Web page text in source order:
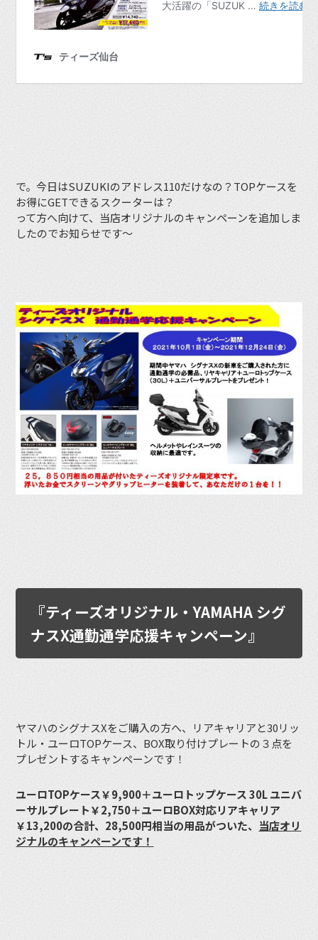
で。今日はSUZUKIのアドレス110だけなの？TOPケースを
お得にGETできるスクーターは？
って方へ向けて、当店オリジナルのキャンペーンを追加しま
したのでお知らせです〜
『ティーズオリジナル・YAMAHA シグ
ナスX通勤通学応援キャンペーン』
ヤマハのシグナスXをご購入の方へ、リアキャリアと30リッ
トル・ユーロTOPケース、BOX取り付けプレートの３点を
プレゼントするキャンペーンです！
ユーロTOPケース￥9,900＋ユーロトップケース 30L ユニバ
ーサルプレート￥2,750＋ユーロBOX対応リアキャリア
￥13,200の合計、28,500円相当の用品がついた、 当店オリ
ジナルのキャンペーンです！